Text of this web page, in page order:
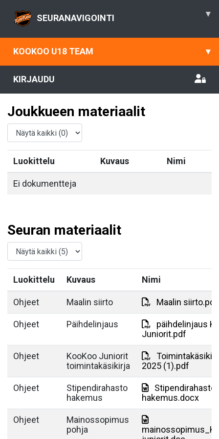
SEURANAVIGOINTI ▾
KOOKOO U18 TEAM ▾
KIRJAUDU
Joukkueen materiaalit
Luokittelu Kuvaus Nimi
Ei dokumentteja
Seuran materiaalit
Luokittelu Kuvaus Nimi
Ohjeet Maalin siirto Maalin siirto.pdf
Ohjeet Päihdelinjaus
päihdelinjaus
Juniorit.pdf
Ohjeet
KooKoo Juniorit
toimintakäsikirja
2025 (1).pdf
Ohjeet
Stipendirahasto
hakemus
hakemus.docx
Ohjeet
Mainossopimus
pohja